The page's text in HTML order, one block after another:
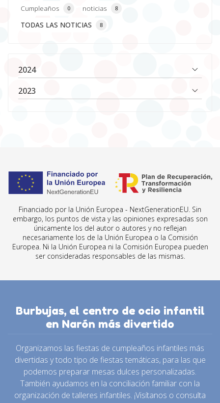
TODAS LAS NOTICIAS 8
Cumpleaños 0 noticias 8
2024
2023
Financiado por la Unión Europea - NextGenerationEU. Sin
embargo, los puntos de vista y las opiniones expresadas son
únicamente los del autor o autores y no reflejan
necesariamente los de la Unión Europea o la Comisión
Europea. Ni la Unión Europea ni la Comisión Europea pueden
ser consideradas responsables de las mismas.
Burbujas, el centro de ocio infantil
en Narón más divertido
Organizamos las fiestas de cumpleaños infantiles más
divertidas y todo tipo de fiestas temáticas, para las que
podemos preparar mesas dulces personalizadas.
También ayudamos en la conciliación familiar con la
organización de talleres infantiles. ¡Visítanos o consulta